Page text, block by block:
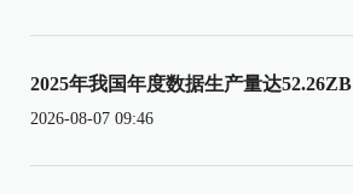
2025年我国年度数据生产量达52.26ZB
2026-08-07 09:46